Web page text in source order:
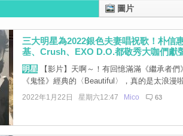
圖片
三大明星為2022銀色夫妻唱祝歌！朴信
基、Crush、EXO D.O.都敬秀大咖們獻
明星【影片】天啊～！有回憶滿滿《繼承者們
《鬼怪》經典的〈Beautiful〉，真的是太浪漫
2022年1月22日 星期六12:47 Mico 63